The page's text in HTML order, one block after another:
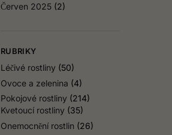
Červen 2025 (2)
RUBRIKY
Léčivé rostliny (50)
Ovoce a zelenina (4)
Pokojové rostliny (214)
Kvetoucí rostliny (35)
Onemocnění rostlin (26)